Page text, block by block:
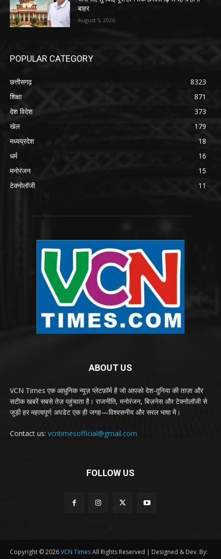
बाहर
August 5, 2026
POPULAR CATEGORY
छत्तीसगढ़
8323
शिक्षा
871
देश विदेश
373
खेल
179
मध्यप्रदेश
18
धर्म
16
मनोरंजन
15
टेक्नोलॉजी
11
ABOUT US
VCN Times एक आधुनिक न्यूज़ प्लेटफ़ॉर्म है जो आपको देश-दुनिया की ताज़ा और
सटीक खबरें सबसे तेज़ पहुंचाता है। राजनीति, मनोरंजन, बिज़नेस और टेक्नोलॉजी से
जुड़ी हर महत्वपूर्ण अपडेट एक ही जगह—विश्वसनीय और सरल भाषा में।
Contact us: vcntimesofficial@gmail.com
FOLLOW US
Copyright © 2026VCN TimesAll Rights Reserved | Designed & Dev. By: